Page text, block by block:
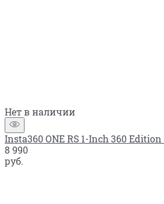
Нет в наличии
Insta360 ONE RS 1-Inch 360
8 990
руб.